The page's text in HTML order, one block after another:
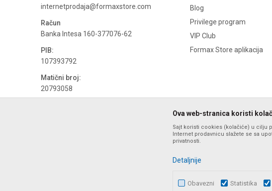
internetprodaja@formaxstore.com
Račun
Banka Intesa 160-377076-62
PIB:
107393792
Matični broj:
20793058
Blog
Privilege program
VIP Club
Formax Store aplikacija
Nastojimo da budemo što precizniji u opisu proizvoda, prikazu slika i
Ova web-stranica koristi
Sajt koristi cookies (kolačiće) u cilju
Internet prodavnicu slažete se sa
privatnosti.
Detaljnije
Obavezni Statistika